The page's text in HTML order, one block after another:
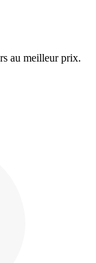
au meilleur prix.